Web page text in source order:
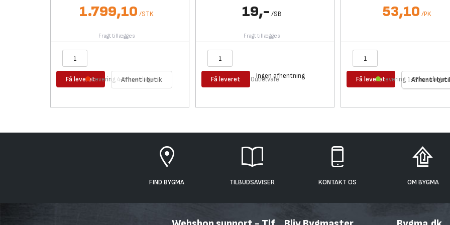
1.799,10 /STK
Fragt tillægges
Få leveret Afhent i butik
Levering 4-5 hverdage
19,- /SB
Fragt tillægges
Få leveret Ingen afhentning
Outletvare
53,10 /PK
Få leveret Afhent i
Levering 1-2 hverdage
FIND BYGMA TILBUDSAVISER KONTAKT OS OM BYGMA